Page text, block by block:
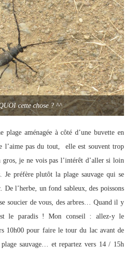
cette chose ? ^^
aménagée à côté d’une buvette en
pas du tout, elle est souvent trop
gros, je ne vois pas l’intérêt d’aller si loin
Je préfère plutôt la plage sauvage qui se
l’herbe, un fond sableux, des poissons
soucier de vous, des arbres… Quand il y
le paradis ! Mon conseil : allez-y le
10h00 pour faire le tour du lac avant de
sauvage… et repartez vers 14 / 15h